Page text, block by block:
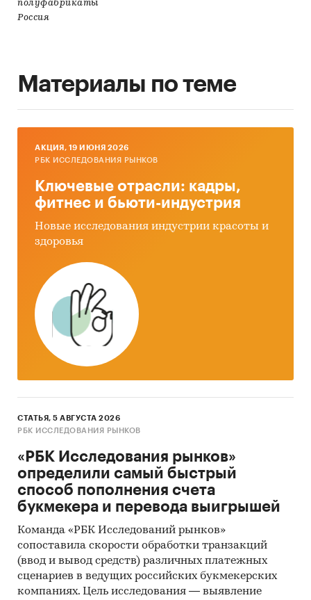
полуфабрикаты
Россия
Материалы по теме
AКЦИЯ, 19 ИЮНЯ 2026
РБК ИССЛЕДОВАНИЯ РЫНКОВ
Ключевые отрасли: кадры,
фитнес и бьюти-индустрия
Новые исследования индустрии красоты и
здоровья
СТАТЬЯ, 5 АВГУСТА 2026
РБК ИССЛЕДОВАНИЯ РЫНКОВ
«РБК Исследования рынков»
определили самый быстрый
способ пополнения счета
букмекера и перевода выигрышей
Команда «РБК Исследований рынков»
сопоставила скорости обработки транзакций
(ввод и вывод средств) различных платежных
сценариев в ведущих российских букмекерских
компаниях. Цель исследования — выявление